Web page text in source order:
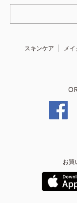
スキンケア メイ
お買